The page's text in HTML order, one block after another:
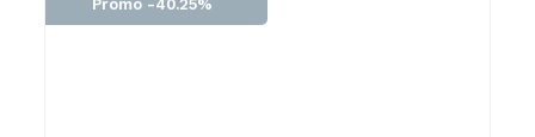
Promo -40.25%